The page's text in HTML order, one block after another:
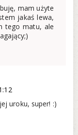
mam użyte
jakaś lewa,
tego matu, ale
uroku, super! :)